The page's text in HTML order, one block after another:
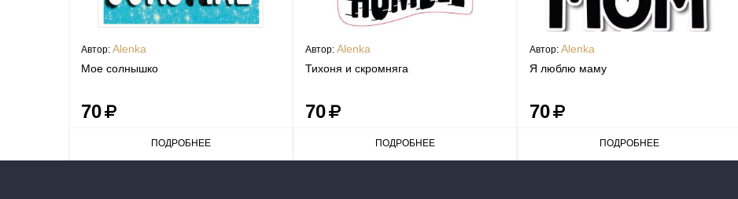
Автор: Alenka
Мое солнышко
70
ПОДРОБНЕЕ
Автор: Alenka
Тихоня и скромняга
70
ПОДРОБНЕЕ
Автор: Alenka
Я люблю маму
70
ПОДРОБНЕЕ